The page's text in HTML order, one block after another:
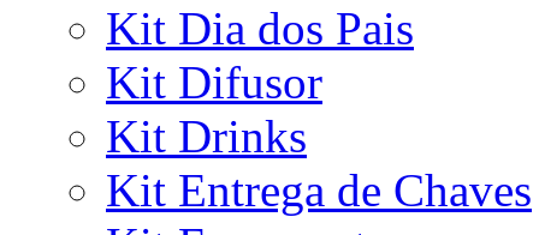
Kit Dia dos Pais
Kit Difusor
Kit Drinks
Kit Entrega de Chaves